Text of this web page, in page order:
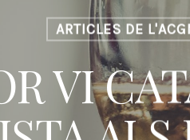
ARTICLES DE
VI